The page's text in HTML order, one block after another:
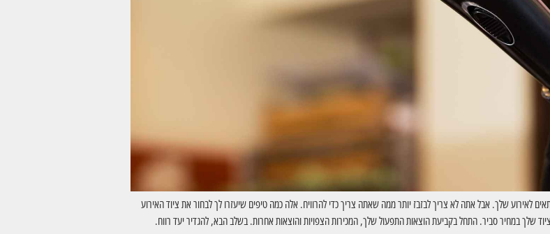
לאירוע שלך. אבל אתה לא צריך לבזבז יותר ממה שאתה צריך כדי להרוויח. אלה כמה טיפים שיעזרו לך לבחור את ציוד האירוע
שלך במחיר סביר. התחל בקביעת הוצאות התפעול שלך, המכירות הצפויות והוצאות אחרות. בשלב הבא, להגדיר יעד רווח.